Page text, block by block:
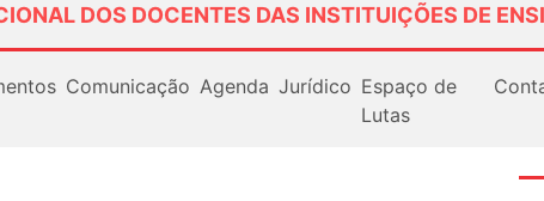
DOS DOCENTES DAS INSTITUIÇÕES DE
Comunicação Agenda Jurídico Espaço de
Lutas